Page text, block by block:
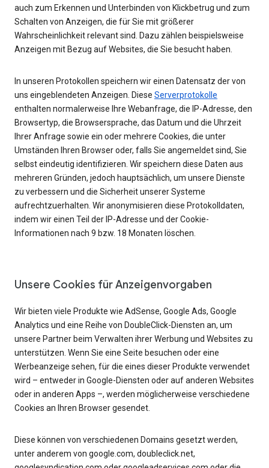
auch zum Erkennen und Unterbinden von Klickbetrug und zum
Schalten von Anzeigen, die für Sie mit größerer
Wahrscheinlichkeit relevant sind. Dazu zählen beispielsweise
Anzeigen mit Bezug auf Websites, die Sie besucht haben.
In unseren Protokollen speichern wir einen Datensatz der von
uns eingeblendeten Anzeigen. Diese Serverprotokolle
enthalten normalerweise Ihre Webanfrage, die IP-Adresse, den
Browsertyp, die Browsersprache, das Datum und die Uhrzeit
Ihrer Anfrage sowie ein oder mehrere Cookies, die unter
Umständen Ihren Browser oder, falls Sie angemeldet sind, Sie
selbst eindeutig identifizieren. Wir speichern diese Daten aus
mehreren Gründen, jedoch hauptsächlich, um unsere Dienste
zu verbessern und die Sicherheit unserer Systeme
aufrechtzuerhalten. Wir anonymisieren diese Protokolldaten,
indem wir einen Teil der IP-Adresse und der Cookie-
Informationen nach 9 bzw. 18 Monaten löschen.
Unsere Cookies für Anzeigenvorgaben
Wir bieten viele Produkte wie AdSense, Google Ads, Google
Analytics und eine Reihe von DoubleClick-Diensten an, um
unsere Partner beim Verwalten ihrer Werbung und Websites zu
unterstützen. Wenn Sie eine Seite besuchen oder eine
Werbeanzeige sehen, für die eines dieser Produkte verwendet
wird – entweder in Google-Diensten oder auf anderen Websites
oder in anderen Apps –, werden möglicherweise verschiedene
Cookies an Ihren Browser gesendet.
Diese können von verschiedenen Domains gesetzt werden,
unter anderem von google.com, doubleclick.net,